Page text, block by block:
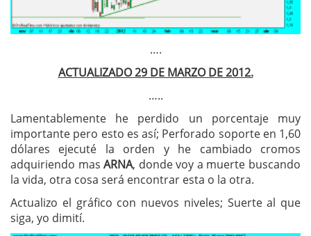
….
ACTUALIZADO 29 DE MARZO DE 2012.
…..
Lamentablemente he perdido un porcentaje muy
importante pero esto es así; Perforado soporte en 1,60
dólares ejecuté la orden y he cambiado cromos
adquiriendo mas ARNA, donde voy a muerte buscando
la vida, otra cosa será encontrar esta o la otra.
Actualizo el gráfico con nuevos niveles; Suerte al que
siga, yo dimití.